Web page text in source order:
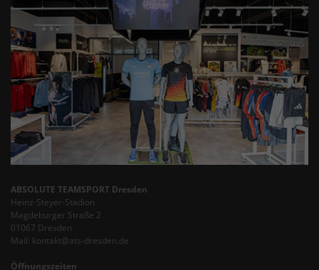
ABSOLUTE TEAMSPORT Dresden
Heinz-Steyer-Stadion
Magdeburger Straße 2
01067 Dresden
Mail: kontakt@ats-dresden.de
Öffnungszeiten